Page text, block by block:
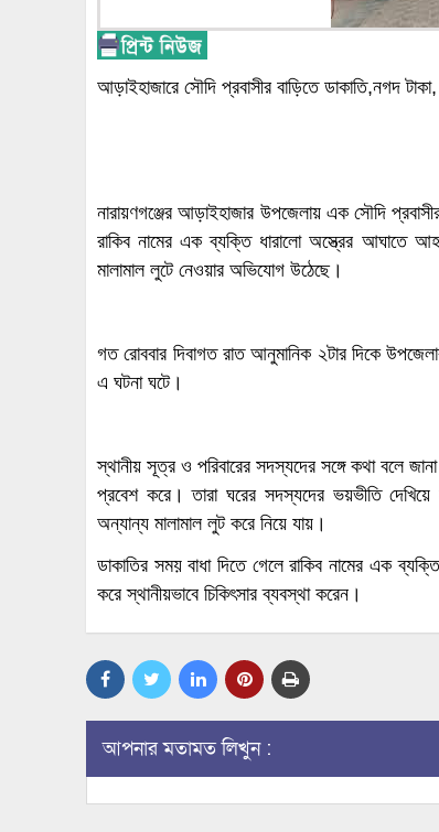
আড়াইহাজারে সৌদি প্রবাসীর বাড়িতে ডাকাতি,নগদ
নারায়ণগঞ্জের আড়াইহাজার উপজেলায় এক সৌদি
রাকিব নামের এক ব্যক্তি ধারালো অস্ত্রের আঘাতে
মালামাল লুটে নেওয়ার অভিযোগ উঠেছে।
গত রোববার দিবাগত রাত আনুমানিক ২টার দিকে
এ ঘটনা ঘটে।
স্থানীয় সূত্র ও পরিবারের সদস্যদের সঙ্গে কথা বলে
প্রবেশ করে। তারা ঘরের সদস্যদের ভয়ভীতি
অন্যান্য মালামাল লুট করে নিয়ে যায়।
ডাকাতির সময় বাধা দিতে গেলে রাকিব নামের এক
করে স্থানীয়ভাবে চিকিৎসার ব্যবস্থা করেন।
আপনার মতামত লিখুন :